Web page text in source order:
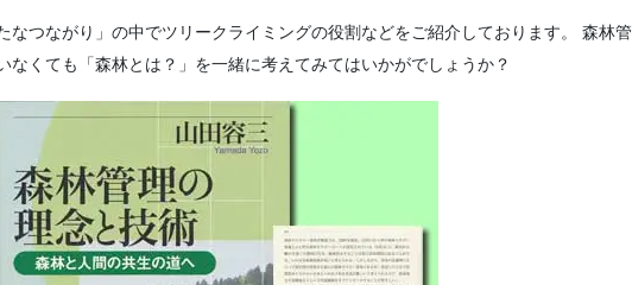
なつながり」の中でツリークライミングの役割などをご紹介しております。 森林管
なくても「森林とは？」を一緒に考えてみてはいかがでしょうか？